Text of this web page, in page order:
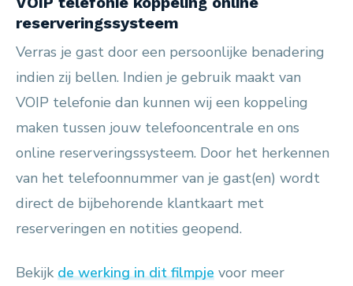
reserveringssysteem
Verras je gast door een persoonlijke benadering
indien zij bellen. Indien je gebruik maakt van
VOIP telefonie dan kunnen wij een koppeling
maken tussen jouw telefooncentrale en ons
online reserveringssysteem. Door het herkennen
van het telefoonnummer van je gast(en) wordt
direct de bijbehorende klantkaart met
reserveringen en notities geopend.
Bekijk de werking in dit filmpje voor meer